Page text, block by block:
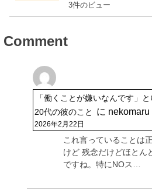
3件のビュー
Comment
「働くことが嫌いなんです」
20代の彼のこと
に nekomaru
2026年2月22日
これ言っていることは
けど 残念だけどほとん
ですね。特にNOス…